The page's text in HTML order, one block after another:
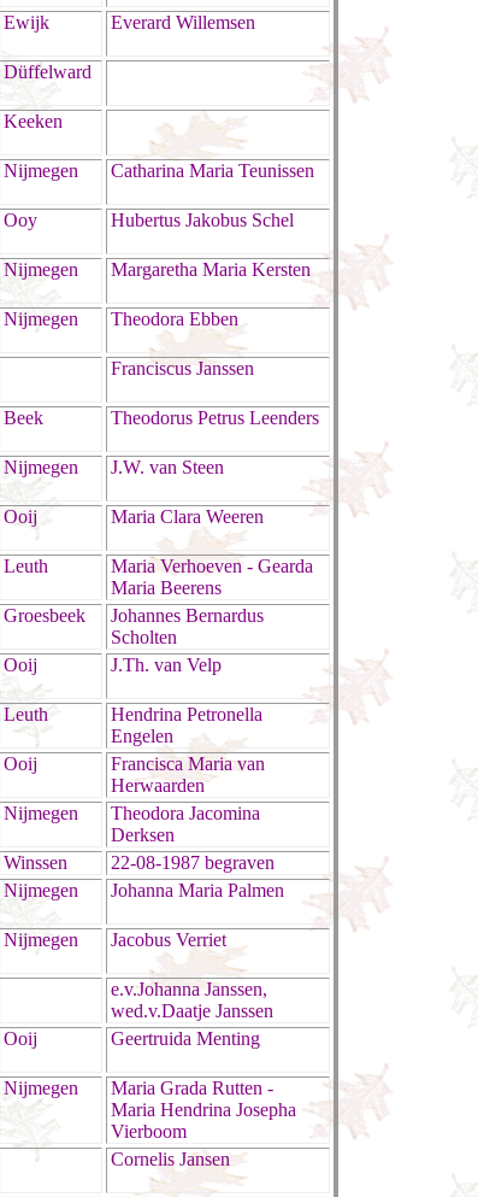
Ewijk Everard Willemsen
Düffelward
Keeken
Nijmegen Catharina Maria Teunissen
Ooy Hubertus Jakobus Schel
Nijmegen Margaretha Maria Kersten
Nijmegen Theodora Ebben
Franciscus Janssen
Beek Theodorus Petrus Leenders
Nijmegen J.W. van Steen
Ooij Maria Clara Weeren
Leuth
Maria Verhoeven - Gearda
Maria Beerens
Groesbeek
Johannes Bernardus
Scholten
Ooij J.Th. van Velp
Leuth
Hendrina Petronella
Engelen
Ooij
Francisca Maria van
Herwaarden
Nijmegen
Theodora Jacomina
Derksen
Winssen
22-08-1987 begraven
Nijmegen Johanna Maria Palmen
Nijmegen Jacobus Verriet
e.v.Johanna Janssen,
wed.v.Daatje Janssen
Ooij Geertruida Menting
Nijmegen
Maria Grada Rutten -
Maria Hendrina Josepha
Vierboom
Cornelis Jansen